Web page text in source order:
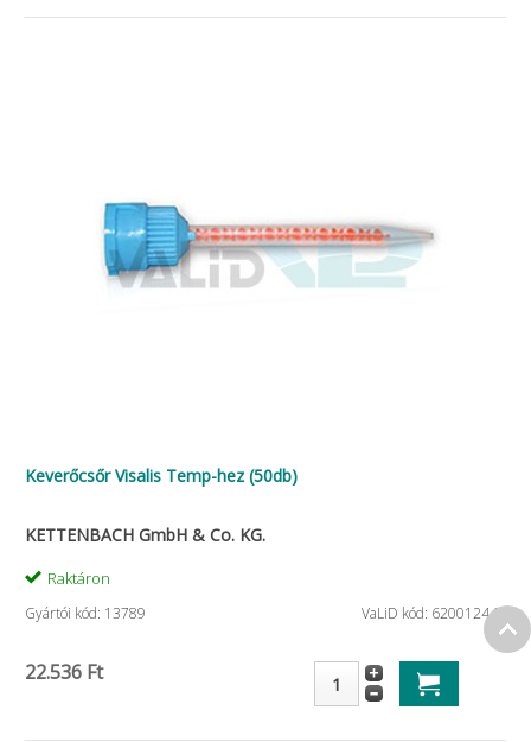
Keverőcsőr Visalis Temp-hez (50db)
KETTENBACH GmbH & Co. KG.
Raktáron
Gyártói kód: 13789 VaLiD kód: 620012442
22.536 Ft